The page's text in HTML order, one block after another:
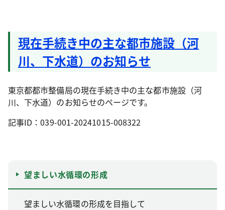
現在手続き中の主な都市施設（河
川、下水道）のお知らせ
東京都都市整備局の現在手続き中の主な都市施設（河
川、下水道）のお知らせのページです。
記事ID：039-001-20241015-008322
望ましい水循環の形成
望ましい水循環の形成を目指して